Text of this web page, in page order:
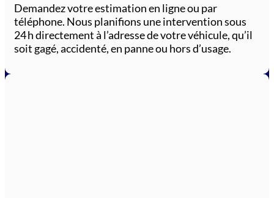
Demandez votre estimation en ligne ou par
téléphone. Nous planifions une intervention sous
24 h directement à l’adresse de votre véhicule, qu’il
soit gagé, accidenté, en panne ou hors d’usage.